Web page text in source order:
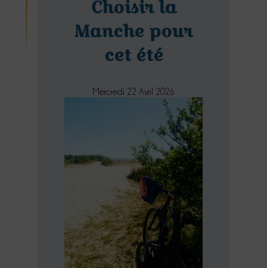
Choisir la
Manche pour
cet été
Mercredi 22 Avril 2026